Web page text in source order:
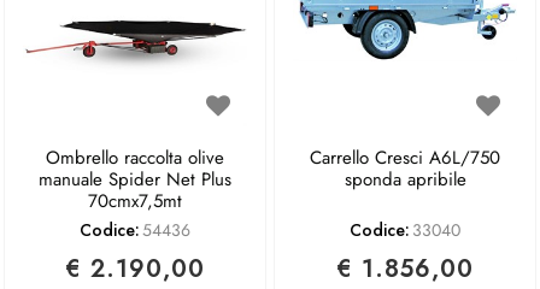
Ombrello raccolta olive
manuale Spider Net Plus
70cmx7,5mt
Codice:54436
€ 2.190,00
Carrello Cresci A6L/750
sponda apribile
Codice: 33040
€ 1.856,00